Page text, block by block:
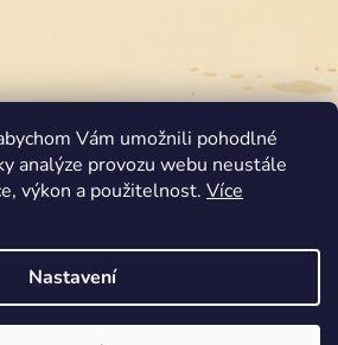
Vám umožnili pohodlné
analýze provozu webu neustále
výkon a použitelnost. Více
Nastavení